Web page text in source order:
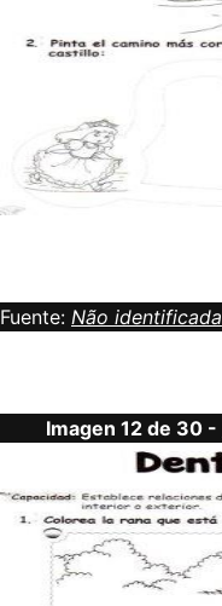
Fuente: Não identificada
Imagen 12 de 30 -